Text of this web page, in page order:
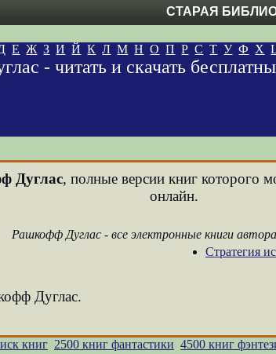
СТАРАЯ
Е Ж З И Й К Л М Н О П Р С Т У Ф Х
- читать и скачать
Дуглас, полные версии книг которого
онлайн.
Рашкофф Дуглас - все электронные книги
Стратегия
Дуглас.
книг 2500 книг фантастики 4500 книг